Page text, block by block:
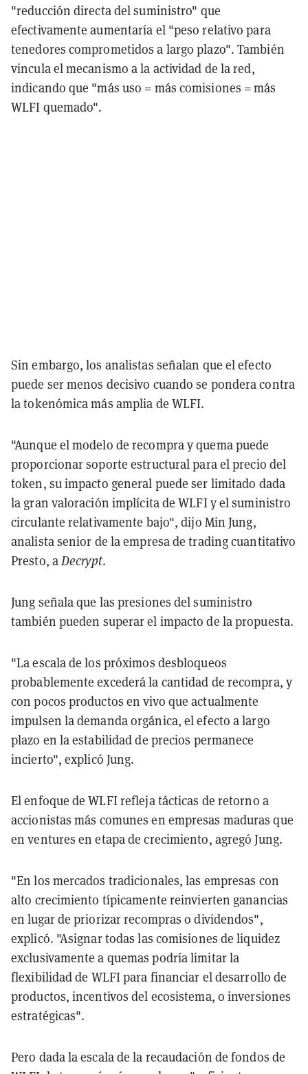
"reducción directa del suministro" que
efectivamente aumentaría el "peso relativo para
tenedores comprometidos a largo plazo". También
vincula el mecanismo a la actividad de la red,
indicando que "más uso = más comisiones = más
WLFI quemado".
Sin embargo, los analistas señalan que el efecto
puede ser menos decisivo cuando se pondera contra
la tokenómica más amplia de WLFI.
"Aunque el modelo de recompra y quema puede
proporcionar soporte estructural para el precio del
token, su impacto general puede ser limitado dada
la gran valoración implícita de WLFI y el suministro
circulante relativamente bajo", dijo Min Jung,
analista senior de la empresa de trading cuantitativo
Presto, aDecrypt.
Jung señala que las presiones del suministro
también pueden superar el impacto de la propuesta.
"La escala de los próximos desbloqueos
probablemente excederá la cantidad de recompra, y
con pocos productos en vivo que actualmente
impulsen la demanda orgánica, el efecto a largo
plazo en la estabilidad de precios permanece
incierto", explicó Jung.
El enfoque de WLFI refleja tácticas de retorno a
accionistas más comunes en empresas maduras que
en ventures en etapa de crecimiento, agregó Jung.
"En los mercados tradicionales, las empresas con
alto crecimiento típicamente reinvierten ganancias
en lugar de priorizar recompras o dividendos",
explicó. "Asignar todas las comisiones de liquidez
exclusivamente a quemas podría limitar la
flexibilidad de WLFI para financiar el desarrollo de
productos, incentivos del ecosistema, o inversiones
estratégicas".
Pero dada la escala de la recaudación de fondos de